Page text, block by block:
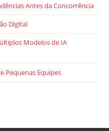
Antes da Concorrência
Digital
Modelos de IA
Pequenas Equipes